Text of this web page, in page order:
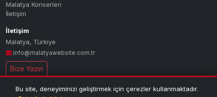
Malatya Konserleri
İletişim
İletişim
Malatya, Türkiye
info@malatyawebsite.com.tr
Bize Yazın
© 2026 MALATYA PORTAL — Tüm hakları saklıdır.
Bu site, deneyiminizi geliştirmek için çerezler kullanmaktadır.